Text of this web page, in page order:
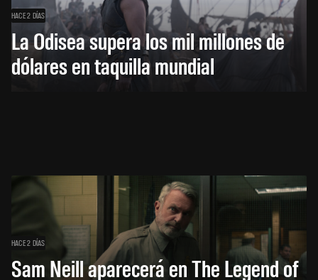
HACE 2 DÍAS
La Odisea supera los mil millones de
dólares en taquilla mundial
HACE 2 DÍAS
Sam Neill aparecerá en The Legend of